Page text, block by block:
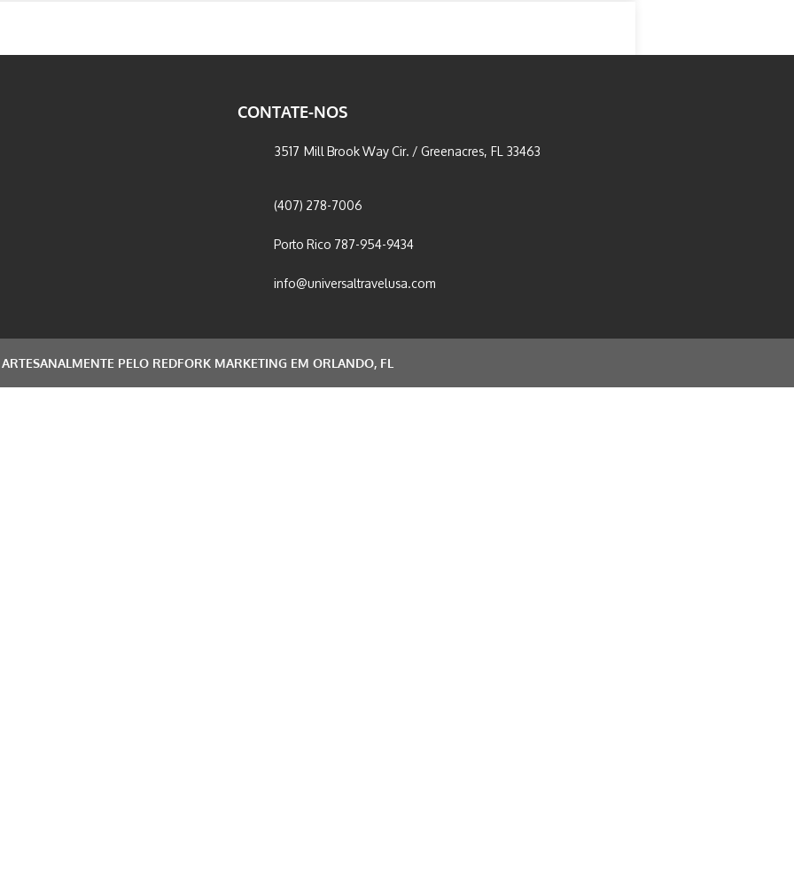
CONTATE-NOS
3517 Mill Brook Way Cir. / Greenacres, FL 33463
(407) 278-7006
Porto Rico 787-954-9434
info@universaltravelusa.com
ARTESANALMENTE PELO REDFORK MARKETING EM ORLANDO, FL